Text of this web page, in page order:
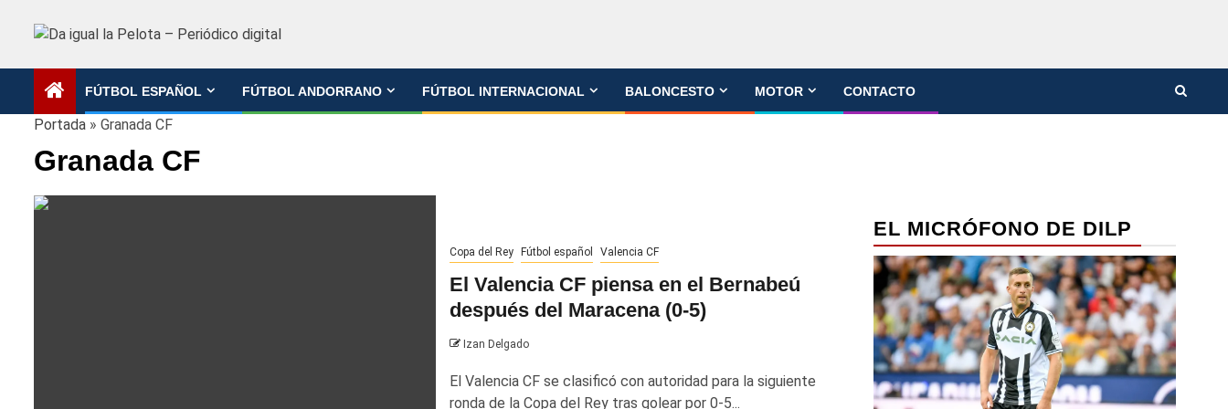
FÚTBOL ESPAÑOL FÚTBOL ANDORRANO FÚTBOL INTERNACIONAL BALONCESTO MOTOR CONTACTO
Portada » Granada CF
Granada CF
Copa del Rey Fútbol español Valencia CF
El Valencia CF piensa en el Bernabeú
después del Maracena (0-5)
Izan Delgado
El Valencia CF se clasificó con autoridad para la siguiente
ronda de la Copa del Rey tras golear por 0-5...
EL MICRÓFONO DE DILP